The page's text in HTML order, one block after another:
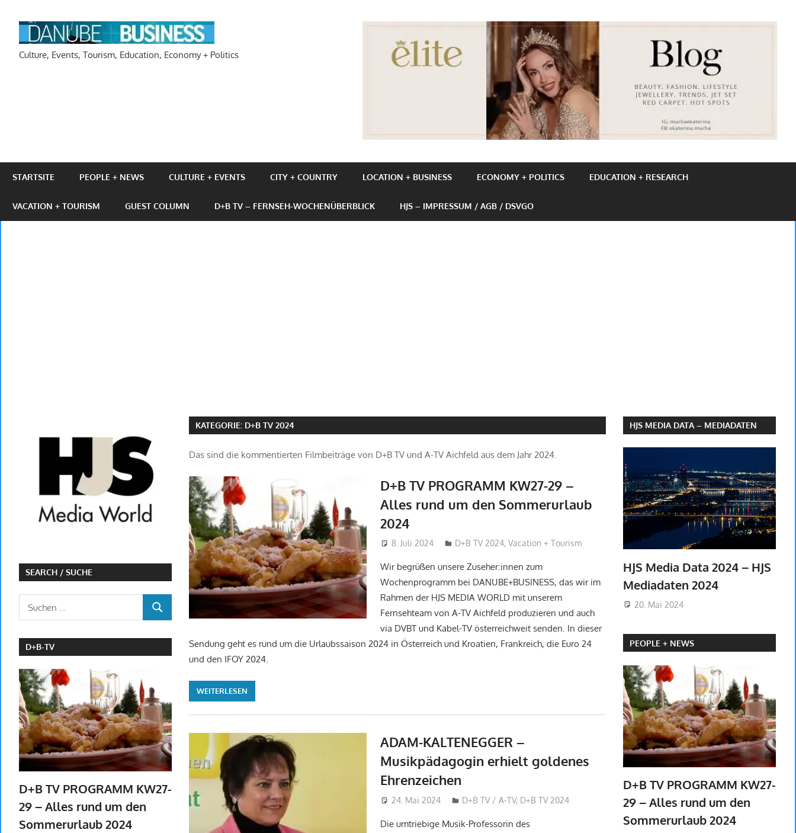
Inhalt
springen
Culture, Events, Tourism, Education, Economy + Politics
STARTSITE PEOPLE + NEWS CULTURE + EVENTS CITY + COUNTRY LOCATION + BUSINESS ECONOMY + POLITICS EDUCATION + RESEARCH
VACATION + TOURISM GUEST COLUMN D+B TV – FERNSEH-WOCHENÜBERBLICK HJS – IMPRESSUM / AGB / DSVGO
KATEGORIE: D+B TV 2024
Das sind die kommentierten Filmbeiträge von D+B TV und A-TV Aichfeld aus dem Jahr 2024.
D+B TV PROGRAMM KW27-29 –
Alles rund um den Sommerurlaub
2024
8. Juli 2024 Hans-Joachim Schlobach
D+B TV 2024,Vacation + Tourism
Wir begrüßen unsere Zuseher:innen zum
Wochenprogramm bei DANUBE+BUSINESS, das wir im
Rahmen der HJS MEDIA WORLD mit unserem
Fernsehteam von A-TV Aichfeld produzieren und auch
via DVBT und Kabel-TV österreichweit senden. In dieser
Sendung geht es rund um die Urlaubssaison 2024 in Österreich und Kroatien, Frankreich, die Euro 24
und den IFOY 2024.
WEITERLESEN
ADAM-KALTENEGGER –
Musikpädagogin erhielt goldenes
Ehrenzeichen
24. Mai 2024 Hans-Joachim Schlobach
D+B TV / A-TV, D+B TV 2024
Die umtriebige Musik-Professorin des
SEARCH / SUCHE
SUCHEN
D+B-TV
D+B TV PROGRAMM KW27-
29 – Alles rund um den
Sommerurlaub 2024
HJS MEDIA DATA – MEDIADATEN
HJS Media Data 2024 – HJS
Mediadaten 2024
20. Mai 2024
PEOPLE + NEWS
D+B TV PROGRAMM KW27-
29 – Alles rund um den
Sommerurlaub 2024